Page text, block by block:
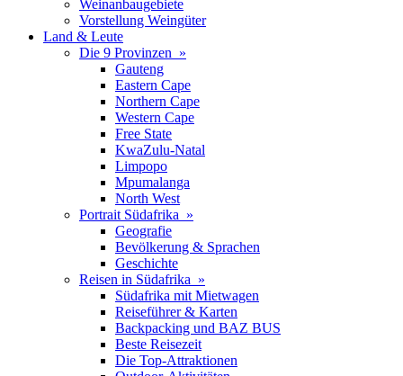
Weinanbaugebiete
Vorstellung Weingüter
Land & Leute
Die 9 Provinzen »
Gauteng
Eastern Cape
Northern Cape
Western Cape
Free State
KwaZulu-Natal
Limpopo
Mpumalanga
North West
Portrait Südafrika »
Geografie
Bevölkerung & Sprachen
Geschichte
Reisen in Südafrika »
Südafrika mit Mietwagen
Reiseführer & Karten
Backpacking und BAZ BUS
Beste Reisezeit
Die Top-Attraktionen